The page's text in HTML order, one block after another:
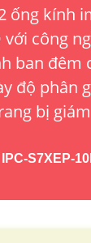
ống kính
với công
ban đêm
độ phân
bị
IPC-S7XEP-